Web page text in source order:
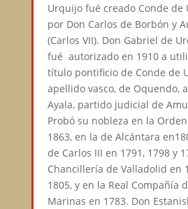
Urquijo fué creado Conde de
por Don Carlos de Borbón y
(Carlos VII). Don Gabriel de
fué autorizado en 1910 a
título pontificio de Conde de
apellido vasco, de Oquendo,
Ayala, partido judicial de
Probó su nobleza en la
1863, en la de Alcántara
de Carlos III en 1791, 1798 y
Chancillería de Valladolid en
1805, y en la Real Compañía
Marinas en 1783. Don